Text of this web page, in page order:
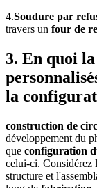
4.Soudure par
travers un four de
3. En quoi
la
construction de
développement du
que configuration
celui-ci. Considérez
structure et